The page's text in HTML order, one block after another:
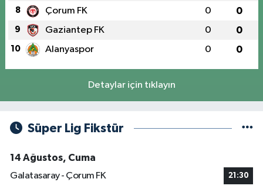
8 Çorum FK 0 0
9 Gaziantep FK 0 0
10 Alanyaspor 0 0
Detaylar için tıklayın
Süper Lig Fikstür
14 Ağustos, Cuma
Galatasaray - Çorum FK
21:30